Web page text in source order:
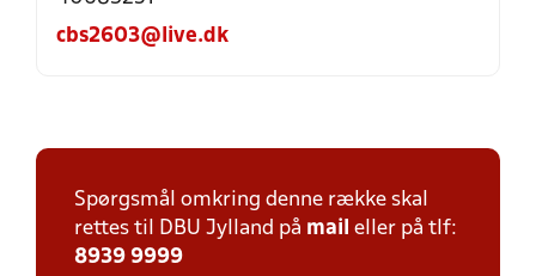
cbs2603@live.dk
Spørgsmål omkring denne række skal
rettes til DBU Jylland på mail eller på tlf:
8939 9999